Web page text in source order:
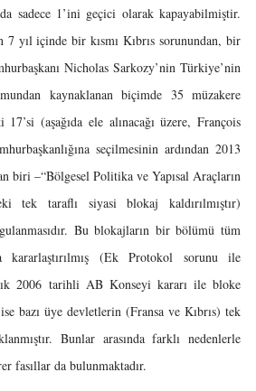
sadece 1’ini geçici olarak kapayabilmiştir.
7 yıl içinde bir kısmı Kıbrıs sorunundan, bir
Nicholas Sarkozy’nin Türkiye’nin
kaynaklanan biçimde 35 müzakere
(aşağıda ele alınacağı üzere, François
seçilmesinin ardından 2013
biri –“Bölgesel Politika ve Yapısal Araçların
tek taraflı siyasi blokaj kaldırılmıştır)
Bu blokajların bir bölümü tüm
(Ek Protokol sorunu ile
2006 tarihli AB Konseyi kararı ile bloke
bazı üye devletlerin (Fransa ve Kıbrıs) tek
Bunlar arasında farklı nedenlerle
fasıllar da bulunmaktadır.